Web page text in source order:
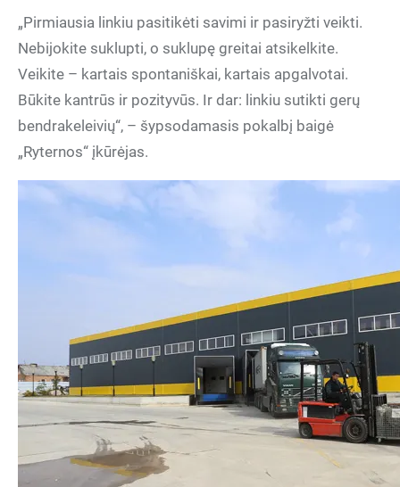
„Pirmiausia linkiu pasitikėti savimi ir pasiryžti veikti.
Nebijokite suklupti, o suklupę greitai atsikelkite.
Veikite – kartais spontaniškai, kartais apgalvotai.
Būkite kantrūs ir pozityvūs. Ir dar: linkiu sutikti gerų
bendrakeleivių“, – šypsodamasis pokalbį baigė
„Ryternos“ įkūrėjas.